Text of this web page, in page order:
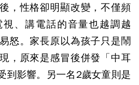
，性格卻明顯改變，不僅頻
、講電話的音量也越調越
怒。家長原以為孩子只是鬧
，原來是感冒後併發「中耳
到影響。另一名2歲女童則是